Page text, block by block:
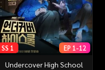
SS 1 EP 1-12
Undercover High School